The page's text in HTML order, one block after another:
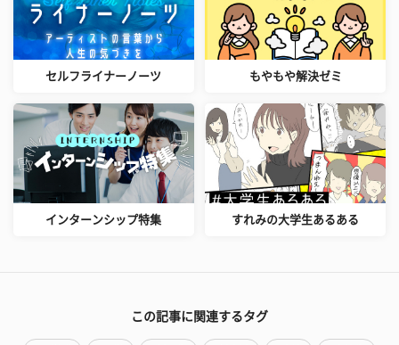
セルフライナーノーツ もやもや解決ゼミ
インターンシップ特集 すれみの大学生あるある
この記事に関連するタグ